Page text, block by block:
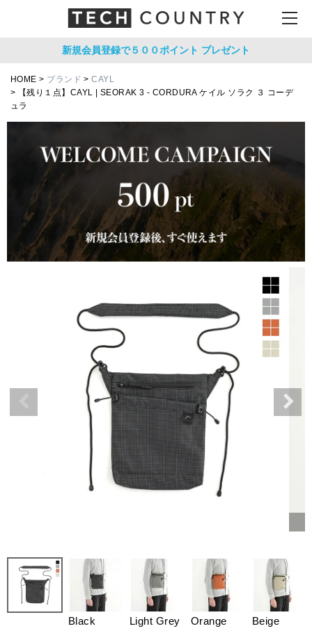
新規会員登録で５００ポイント プレゼント
HOME ブランド
CAYL
【残り１点】CAYL | SEORAK 3 - CORDURA ケイル ソラク ３ コーデ
ュラ
Black Light Grey Orange Beige